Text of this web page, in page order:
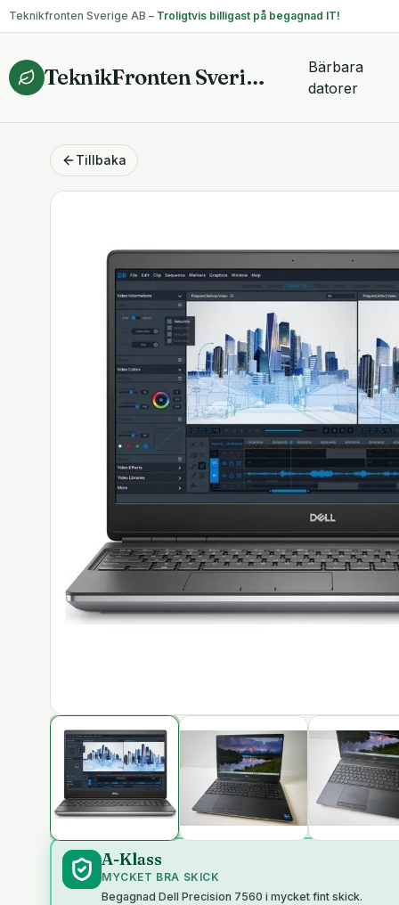
Teknikfronten Sverige AB – Troligtvis billigast på begagnad IT!
TeknikFronten Sverige AB
Bärbara
datorer
Tillbaka
A-Klass
MYCKET BRA SKICK
Begagnad Dell Precision 7560 i mycket fint skick.